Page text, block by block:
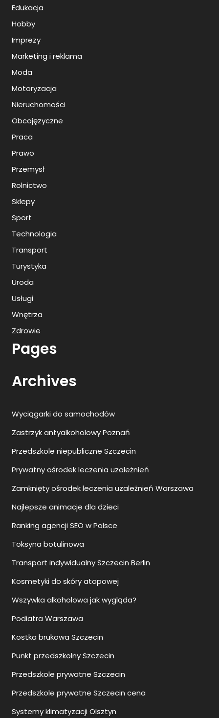
Edukacja
Hobby
Imprezy
Marketing i reklama
Moda
Motoryzacja
Nieruchomości
Obcojęzyczne
Praca
Prawo
Przemysł
Rolnictwo
Sklepy
Sport
Technologia
Transport
Turystyka
Uroda
Usługi
Wnętrza
Zdrowie
Pages
Archives
Wyciągarki do samochodów
Zastrzyk antyalkoholowy Poznań
Przedszkole niepubliczne Szczecin
Prywatny ośrodek leczenia uzależnień
Zamknięty ośrodek leczenia uzależnień Warszawa
Najlepsze animacje dla dzieci
Ranking agencji SEO w Polsce
Toksyna botulinowa
Transport indywidualny Szczecin Berlin
Kosmetyki do skóry atopowej
Wszywka alkoholowa jak wygląda?
Podiatra Warszawa
Kostka brukowa Szczecin
Punkt przedszkolny Szczecin
Przedszkole prywatne Szczecin
Przedszkole prywatne Szczecin cena
Systemy klimatyzacji Olsztyn